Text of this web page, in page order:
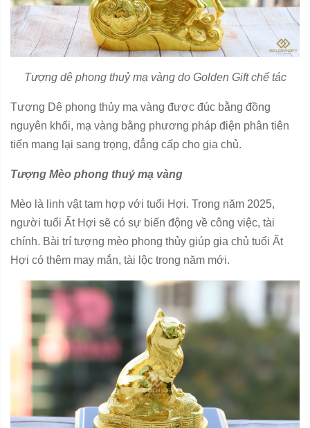
Tượng dê phong thuỷ mạ vàng do Golden Gift chế tác
Tượng Dê phong thủy mạ vàng được đúc bằng đồng
nguyên khối, mạ vàng bằng phương pháp điện phân tiên
tiến mang lại sang trọng, đẳng cấp cho gia chủ.
Tượng Mèo phong thuỷ mạ vàng
Mèo là linh vật tam hợp với tuổi Hợi. Trong năm 2025,
người tuổi Ất Hợi sẽ có sự biến động về công việc, tài
chính. Bài trí tượng mèo phong thủy giúp gia chủ tuổi Ất
Hợi có thêm may mắn, tài lộc trong năm mới.